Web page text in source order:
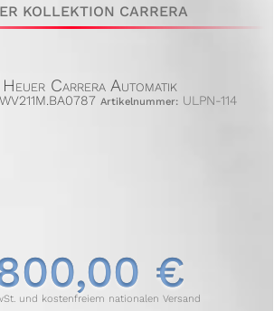
KOLLEKTION CARRERA
Carrera Automatik
WV211M.BA0787 Artikelnummer: ULPN-114
€
und kostenfreiem nationalen Versand